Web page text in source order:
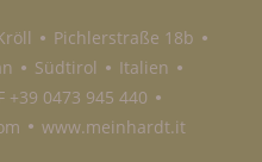
● Pichlerstraße 18b ●
● Südtirol ● Italien ●
+39 0473 945 440 ●
● www.meinhardt.it